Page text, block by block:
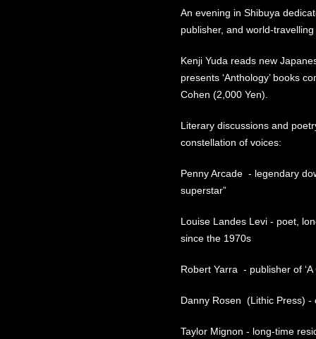
An evening in Shibuya
publisher, and world-
Kenji Yuda reads new
presents ‘Anthology’ books
Cohen (2,000 Yen).
Literary discussions and
constellation of voices:
Penny Arcade - legendary
superstar”
Louise Landes Levi - poet,
since the 1970s
Robert Yarra - publisher of ‘A
Danny Rosen (Lithic Press) -
Taylor Mignon - long-time